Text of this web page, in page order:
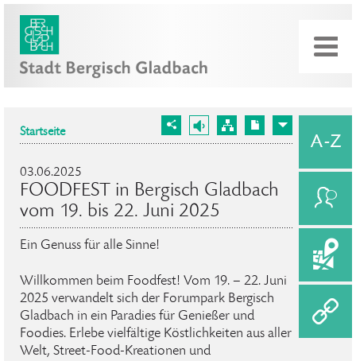
Startseite
03.06.2025
FOODFEST in Bergisch Gladbach
vom 19. bis 22. Juni 2025
Ein Genuss für alle Sinne!
Willkommen beim Foodfest! Vom 19. – 22. Juni
2025 verwandelt sich der Forumpark Bergisch
Gladbach in ein Paradies für Genießer und
Foodies. Erlebe vielfältige Köstlichkeiten aus aller
Welt, Street-Food-Kreationen und